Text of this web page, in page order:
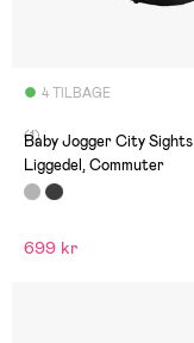
4 TILBAGE
(1)
Baby Jogger City Sights
Liggedel, Commuter
699 kr